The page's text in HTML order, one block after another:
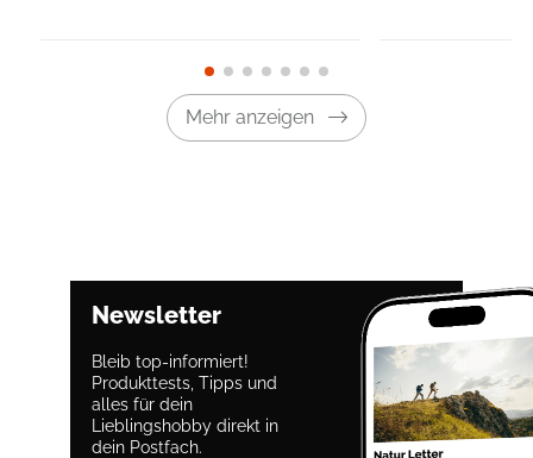
Mehr anzeigen
Newsletter
Bleib top-informiert!
Produkttests, Tipps und
alles für dein
Lieblingshobby direkt in
dein Postfach.